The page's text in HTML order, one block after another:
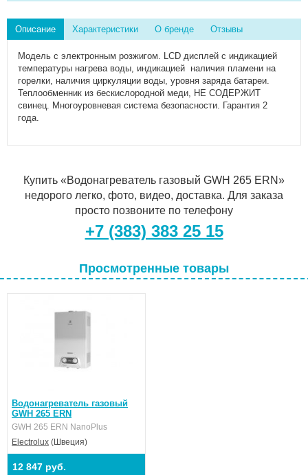
Описание Характеристики О бренде Отзывы
Модель с электронным розжигом. LCD дисплей с индикацией
температуры нагрева воды, индикацией наличия пламени на
горелки, наличия циркуляции воды, уровня заряда батареи.
Теплообменник из бескислородной меди, НЕ СОДЕРЖИТ
свинец. Многоуровневая система безопасности. Гарантия 2
года.
Купить «Водонагреватель газовый GWH 265 ERN»
недорого легко, фото, видео, доставка. Для заказа
просто позвоните по телефону
+7 (383) 383 25 15
Просмотренные товары
Водонагреватель газовый
GWH 265 ERN
GWH 265 ERN NanoPlus
Electrolux (Швеция)
12 847 руб.